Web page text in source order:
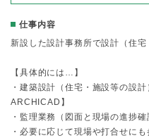
仕事内容
新設した設計事務所で設計（住宅
【具体的には…】
・建築設計（住宅・施設等の設
ARCHICAD】
・監理業務（図面と現場の進捗確
・必要に応じて現場や打合せに